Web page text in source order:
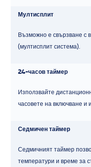
Мултисплит
Възможно е свързване с
(мултисплит система).
24-часов таймер
Използвайте
часовете на включване и
Седмичен таймер
Седмичният таймер
температури и време за